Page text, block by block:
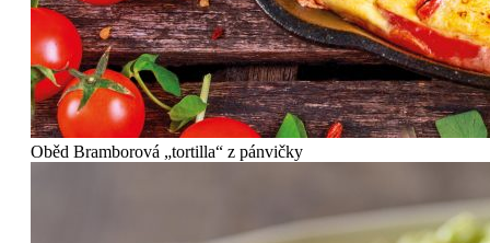
Oběd Bramborová „tortilla“ z pánvičky